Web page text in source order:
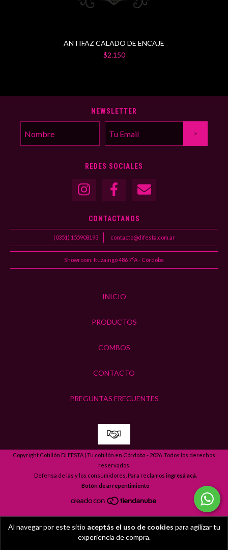
Al navegar por este sitio aceptás el uso de cookies para agilizar tu
experiencia de compra.
ANTIFAZ CALADO DE ENCAJE
$2.150
NEWSLETTER
REDES SOCIALES
CONTACTANOS
(0351) 155908193 contacto@difesta.com.ar
Showroom: Ituzaingó 486 7°A - Córdoba
INICIO
PRODUCTOS
COMBOS
CONTACTO
PREGUNTAS FRECUENTES
Copyright Cotillón DI FESTA | Tu cotillón en Córdoba - 2026. Todos los derechos
reservados.
Defensa de las y los consumidores. Para reclamos ingresá acá.
Botón de arrepentimiento